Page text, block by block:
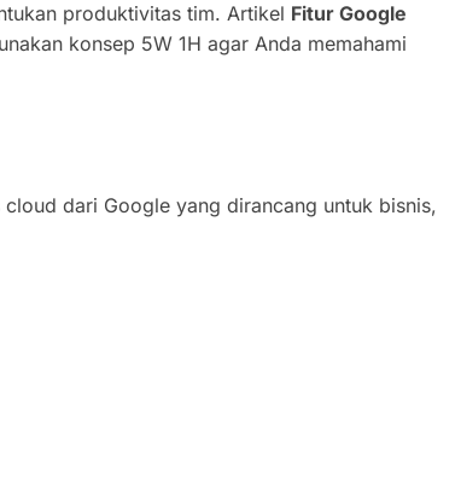
produktivitas tim. Artikel Fitur Google
konsep 5W 1H agar Anda memahami
dari Google yang dirancang untuk bisnis,